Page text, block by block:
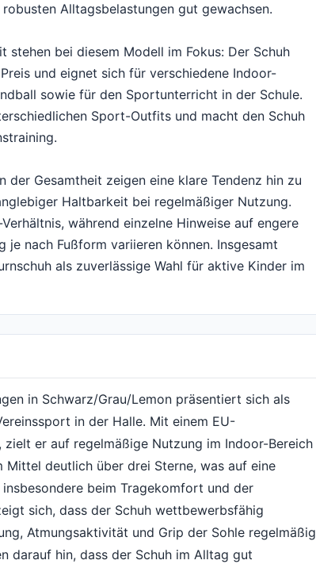
Alltagsbelastungen gut gewachsen.
stehen bei diesem Modell im Fokus: Der Schuh
und eignet sich für verschiedene Indoor-
sowie für den Sportunterricht in der Schule.
Sport-Outfits und macht den Schuh
der Gesamtheit zeigen eine klare Tendenz hin zu
Haltbarkeit bei regelmäßiger Nutzung.
während einzelne Hinweise auf engere
nach Fußform variieren können. Insgesamt
als zuverlässige Wahl für aktive Kinder im
in Schwarz/Grau/Lemon präsentiert sich als
in der Halle. Mit einem EU-
er auf regelmäßige Nutzung im Indoor-Bereich
deutlich über drei Sterne, was auf eine
beim Tragekomfort und der
sich, dass der Schuh wettbewerbsfähig
Atmungsaktivität und Grip der Sohle regelmäßig
darauf hin, dass der Schuh im Alltag gut